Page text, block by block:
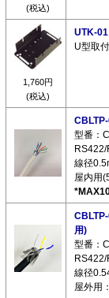
(税込)
1,760円
(税込)
UTK-01
U型取
型番：
線径
屋内用
用)
型番：
線径
屋外用